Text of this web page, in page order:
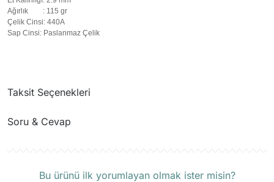
Ağırlık : 115 gr
Çelik Cinsi: 440A
Sap Cinsi: Paslanmaz Çelik
Taksit Seçenekleri
Soru & Cevap
Bu ürünü ilk yorumlayan olmak ister misin?